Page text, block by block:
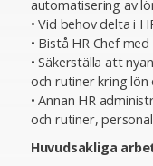
automatisering av
• Vid behov delta i
• Bistå HR Chef
• Säkerställa att
och rutiner kring
• Annan HR
och rutiner,
Huvudsakliga